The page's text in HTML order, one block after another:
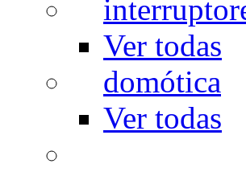
Ver todas
domótica
Ver todas